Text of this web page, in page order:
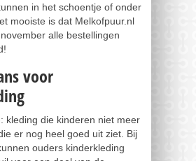
in het schoentje of onder
mooiste is dat Melkofpuur.nl
alle bestellingen
voor
kleding die kinderen niet meer
er nog heel goed uit ziet. Bij
ouders kinderkleding